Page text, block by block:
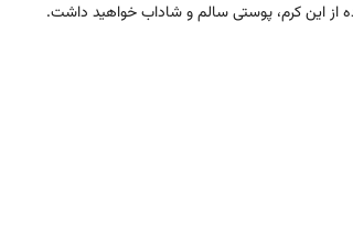
از این کرم، پوستی سالم و شاداب خواهید داشت.